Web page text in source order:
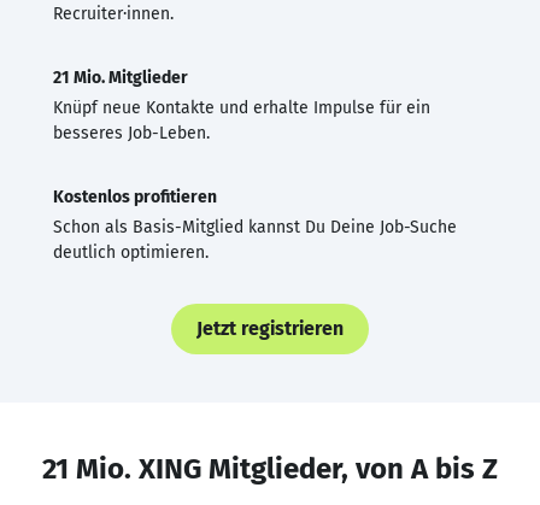
Recruiter·innen.
21 Mio. Mitglieder
Knüpf neue Kontakte und erhalte Impulse für ein
besseres Job-Leben.
Kostenlos profitieren
Schon als Basis-Mitglied kannst Du Deine Job-Suche
deutlich optimieren.
Jetzt registrieren
21 Mio. XING Mitglieder, von A bis Z